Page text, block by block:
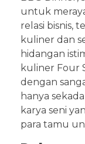
untuk
relasi bisnis,
kuliner dan
hidangan
kuliner Four
dengan
hanya
karya seni
para tamu